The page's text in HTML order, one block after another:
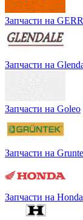
Запчасти на
Запчасти на
Запчасти на Goleo
Запчасти на
Запчасти на Honda